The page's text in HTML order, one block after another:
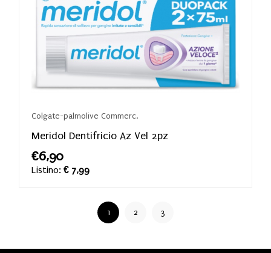
Colgate-palmolive Commerc.
Meridol Dentifricio Az Vel 2pz
€6,90
Listino: € 7,99
1 2 3